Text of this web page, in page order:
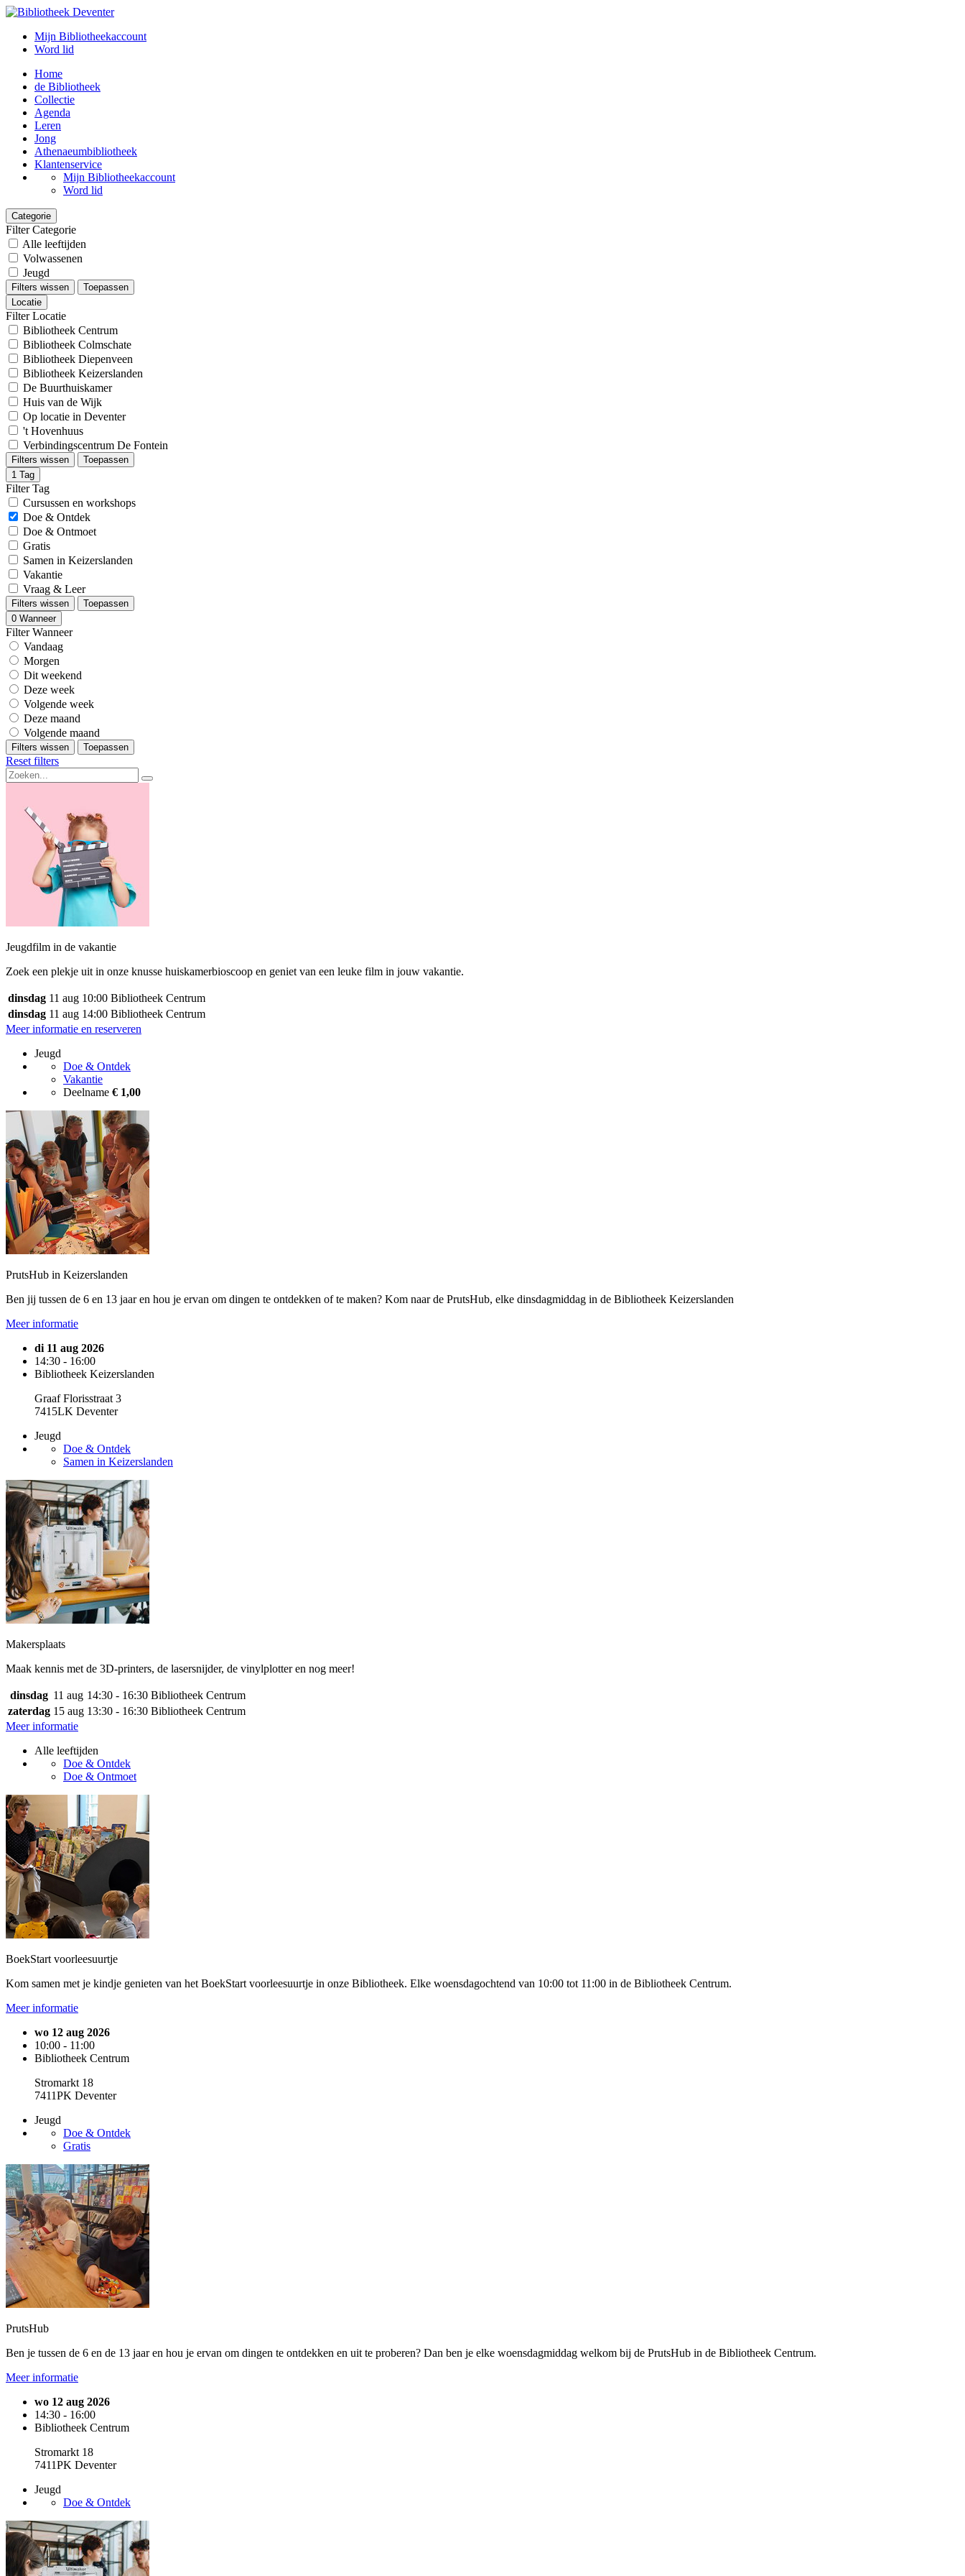
Mijn Bibliotheekaccount
Word lid
Home
de Bibliotheek
Collectie
Agenda
Leren
Jong
Athenaeumbibliotheek
Klantenservice
Mijn Bibliotheekaccount
Word lid
Categorie
Filter Categorie
Alle leeftijden
Volwassenen
Jeugd
Filters wissen
Toepassen
Locatie
Filter Locatie
Bibliotheek Centrum
Bibliotheek Colmschate
Bibliotheek Diepenveen
Bibliotheek Keizerslanden
De Buurthuiskamer
Huis van de Wijk
Op locatie in Deventer
't Hovenhuus
Verbindingscentrum De Fontein
Filters wissen
Toepassen
1 Tag
Filter Tag
Cursussen en workshops
Doe & Ontdek
Doe & Ontmoet
Gratis
Samen in Keizerslanden
Vakantie
Vraag & Leer
Filters wissen
Toepassen
0 Wanneer
Filter Wanneer
Vandaag
Morgen
Dit weekend
Deze week
Volgende week
Deze maand
Volgende maand
Filters wissen Toepassen
Reset filters
Jeugdfilm in de vakantie
Zoek een plekje uit in onze knusse huiskamerbioscoop en geniet van een leuke film in jouw vakantie.
dinsdag 11 aug 10:00 Bibliotheek Centrum
dinsdag 11 aug 14:00 Bibliotheek Centrum
Meer informatie en reserveren
Jeugd
Doe & Ontdek
Vakantie
Deelname € 1,00
PrutsHub in Keizerslanden
Ben jij tussen de 6 en 13 jaar en hou je ervan om dingen te ontdekken of te maken? Kom naar de PrutsHub, elke dinsdagmiddag in de Bibliotheek Keizerslanden
Meer informatie
di 11 aug 2026
14:30 - 16:00
Bibliotheek Keizerslanden
Graaf Florisstraat 3
7415LK Deventer
Jeugd
Doe & Ontdek
Samen in Keizerslanden
Makersplaats
Maak kennis met de 3D-printers, de lasersnijder, de vinylplotter en nog meer!
dinsdag 11 aug 14:30 - 16:30 Bibliotheek Centrum
zaterdag 15 aug 13:30 - 16:30 Bibliotheek Centrum
Meer informatie
Alle leeftijden
Doe & Ontdek
Doe & Ontmoet
BoekStart voorleesuurtje
Kom samen met je kindje genieten van het BoekStart voorleesuurtje in onze Bibliotheek. Elke woensdagochtend van 10:00 tot 11:00 in de Bibliotheek Centrum.
Meer informatie
wo 12 aug 2026
10:00 - 11:00
Bibliotheek Centrum
Stromarkt 18
7411PK Deventer
Jeugd
Doe & Ontdek
Gratis
PrutsHub
Ben je tussen de 6 en de 13 jaar en hou je ervan om dingen te ontdekken en uit te proberen? Dan ben je elke woensdagmiddag welkom bij de PrutsHub in de Bibliotheek Centrum.
Meer informatie
wo 12 aug 2026
14:30 - 16:00
Bibliotheek Centrum
Stromarkt 18
7411PK Deventer
Jeugd
Doe & Ontdek